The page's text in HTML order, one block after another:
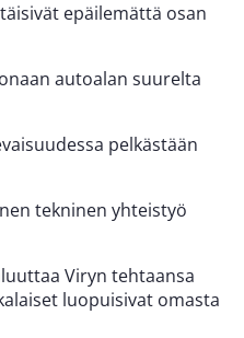
epäilemättä osan
autoalan suurelta
pelkästään
tekninen yhteistyö
Viryn tehtaansa
luopuisivat omasta